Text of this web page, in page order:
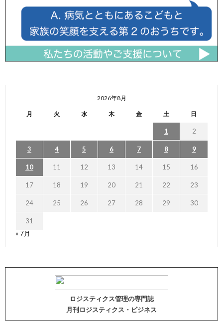
2026年8月
月 火 水 木 金 土 日
1 2
3 4 5 6 7 8 9
10 11 12 13 14 15 16
17 18 19 20 21 22 23
24 25 26 27 28 29 30
31
« 7月
ロジスティクス管理の専門誌
月刊ロジスティクス・ビジネス